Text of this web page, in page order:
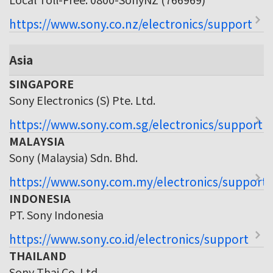
https://www.sony.co.nz/electronics/support
Asia
SINGAPORE
Sony Electronics (S) Pte. Ltd.
https://www.sony.com.sg/electronics/support
MALAYSIA
Sony (Malaysia) Sdn. Bhd.
https://www.sony.com.my/electronics/support
INDONESIA
PT. Sony Indonesia
https://www.sony.co.id/electronics/support
THAILAND